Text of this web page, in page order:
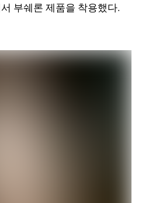
부쉐론 제품을 착용했다.